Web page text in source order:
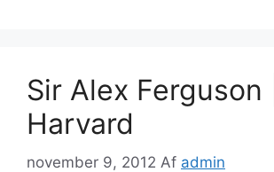
Sir Alex Ferguson |
Harvard
november 9, 2012 Af admin